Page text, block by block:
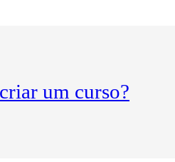
um curso?